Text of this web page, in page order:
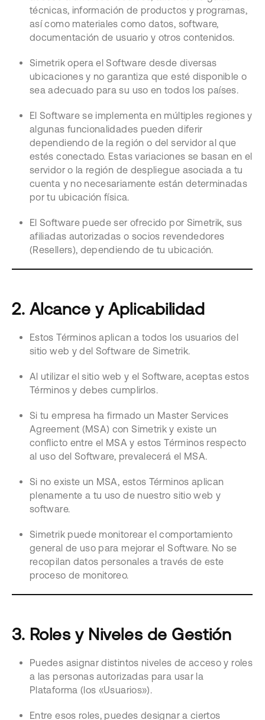
técnicas, información de productos y programas,
así como materiales como datos, software,
documentación de usuario y otros contenidos.
Simetrik opera el Software desde diversas
ubicaciones y no garantiza que esté disponible o
sea adecuado para su uso en todos los países.
El Software se implementa en múltiples regiones y
algunas funcionalidades pueden diferir
dependiendo de la región o del servidor al que
estés conectado. Estas variaciones se basan en el
servidor o la región de despliegue asociada a tu
cuenta y no necesariamente están determinadas
por tu ubicación física.
El Software puede ser ofrecido por Simetrik, sus
afiliadas autorizadas o socios revendedores
(Resellers), dependiendo de tu ubicación.
2. Alcance y Aplicabilidad
Estos Términos aplican a todos los usuarios del
sitio web y del Software de Simetrik.
Al utilizar el sitio web y el Software, aceptas estos
Términos y debes cumplirlos.
Si tu empresa ha firmado un Master Services
Agreement (MSA) con Simetrik y existe un
conflicto entre el MSA y estos Términos respecto
al uso del Software, prevalecerá el MSA.
Si no existe un MSA, estos Términos aplican
plenamente a tu uso de nuestro sitio web y
software.
Simetrik puede monitorear el comportamiento
general de uso para mejorar el Software. No se
recopilan datos personales a través de este
proceso de monitoreo.
3. Roles y Niveles de Gestión
Puedes asignar distintos niveles de acceso y roles
a las personas autorizadas para usar la
Plataforma (los «Usuarios»).
Entre esos roles, puedes designar a ciertos